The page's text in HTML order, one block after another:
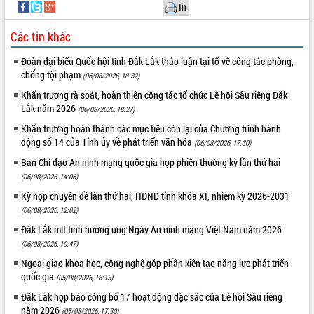
hiện nhiệm vụ quản lý tài sản công
hàng tuần
Tháo gỡ những vướng mắc, đẩy mạnh
công tác cải cách thủ tục hành chính
tại Trung tâm Phục vụ hành chính
công tỉnh
Đắk Lắk: Tôn vinh 46 giải pháp tại Hội
thi Sáng tạo Kỹ thuật 2024 - 2025
Đắk Lắk rà soát, điều chỉnh Đề án 190
về phát triển nuôi trồng thủy sản
Phó Chủ tịch UBND tỉnh Đắk Lắk
Trương Công Thái kiểm tra thực địa
Dự án cao tốc Khánh Hòa - Buôn Ma
Thuột
Định vị cà phê Việt Nam như một “di
sản sống” trong dòng chảy toàn cầu
sống người dân từ những mô hình thiết
thực
Quyết liệt tháo gỡ vướng mắc, đẩy
In
Các tin khác
Đoàn đại biểu Quốc hội tỉnh Đắk Lắk thảo luận tại tổ về công tác phòng,
chống tội phạm (06/08/2026, 18:32)
Khẩn trương rà soát, hoàn thiện công tác tổ chức Lễ hội Sầu riêng Đắk
Lắk năm 2026 (06/08/2026, 18:27)
Khẩn trương hoàn thành các mục tiêu còn lại của Chương trình hành
động số 14 của Tỉnh ủy về phát triển văn hóa (06/08/2026, 17:30)
Ban Chỉ đạo An ninh mạng quốc gia họp phiên thường kỳ lần thứ hai
(06/08/2026, 14:06)
Kỳ họp chuyên đề lần thứ hai, HĐND tỉnh khóa XI, nhiệm kỳ 2026-2031
(06/08/2026, 12:02)
Đắk Lắk mít tinh hưởng ứng Ngày An ninh mạng Việt Nam năm 2026
(06/08/2026, 10:47)
Ngoại giao khoa học, công nghệ góp phần kiến tạo năng lực phát triển
quốc gia (05/08/2026, 18:13)
Đắk Lắk họp báo công bố 17 hoạt động đặc sắc của Lễ hội Sầu riêng
năm 2026 (05/08/2026, 17:30)